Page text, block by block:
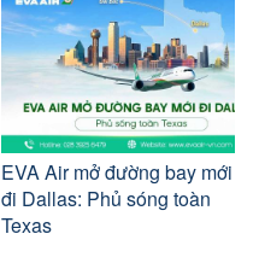
EVA Air mở đường bay mới
đi Dallas: Phủ sóng toàn
Texas